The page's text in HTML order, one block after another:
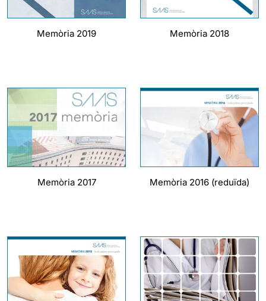
Memòria 2019 Memòria 2018
Memòria 2017 Memòria 2016 (reduïda)